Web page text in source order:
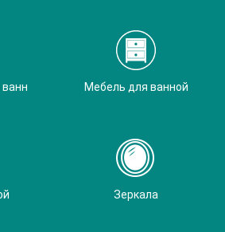
Мебель для ванной
Зеркала